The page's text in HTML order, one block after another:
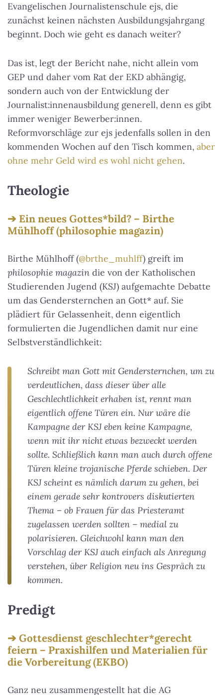
Evangelischen Journalistenschule ejs, die
zunächst keinen nächsten Ausbildungsjahrgang
beginnt. Doch wie geht es danach weiter?
Das ist, legt der Bericht nahe, nicht allein vom
GEP und daher vom Rat der EKD abhängig,
sondern auch von der Entwicklung der
Journalist:innenausbildung generell, denn es gibt
immer weniger Bewerber:innen.
Reformvorschläge zur ejs jedenfalls sollen in den
kommenden Wochen auf den Tisch kommen, aber
ohne mehr Geld wird es wohl nicht gehen.
Theologie
Ein neues Gottes*bild? – Birthe
Mühlhoff (philosophie magazin)
Birthe Mühlhoff (@brthe_muhlff) greift im
philosophie magazin die von der Katholischen
Studierenden Jugend (KSJ) aufgemachte Debatte
um das Gendersternchen an Gott* auf. Sie
plädiert für Gelassenheit, denn eigentlich
formulierten die Jugendlichen damit nur eine
Selbstverständlichkeit:
Schreibt man Gott mit Gendersternchen, um zu
verdeutlichen, dass dieser über alle
Geschlechtlichkeit erhaben ist, rennt man
eigentlich offene Türen ein. Nur wäre die
Kampagne der KSJ eben keine Kampagne,
wenn mit ihr nicht etwas bezweckt werden
sollte. Schließlich kann man auch durch offene
Türen kleine trojanische Pferde schieben. Der
KSJ scheint es nämlich darum zu gehen, bei
einem gerade sehr kontrovers diskutierten
Thema – ob Frauen für das Priesteramt
zugelassen werden sollten – medial zu
polarisieren. Gleichwohl kann man den
Vorschlag der KSJ auch einfach als Anregung
verstehen, über Religion neu ins Gespräch zu
kommen.
Predigt
Gottesdienst geschlechter*gerecht
feiern – Praxishilfen und Materialien für
die Vorbereitung (EKBO)
Ganz neu zusammengestellt hat die AG